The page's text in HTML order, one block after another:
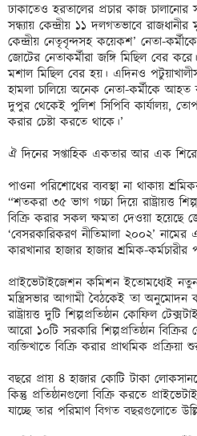
ঢাকাতেও হরতালের প্রচার কাজ চালানোর
সন্ধ্যায় কেন্দ্রীয় ১১ দলগতভাবে
কেন্দ্রীয় নেতৃবৃন্দসহ কয়েকশ’ নেতা-
জোটের নেতাকর্মীরা জঙ্গি মিছিল বের
মশাল মিছিল বের হয়। এদিনও
হামলা চালিয়ে অনেক নেতা-কর্মীকে আহত
দুপুর থেকেই পুলিশ সিপিবি কার্যালয়,
করার চেষ্টা করতে থাকে।’
ঐ দিনের সপ্তাহিক একতার আর এক
পাওনা পরিশোধের ব্যবস্থা না থাকায়
“শতকরা ৩৫ ভাগ গচ্চা দিয়ে রাষ্ট্রায়ত্ত
বিক্রি করার সকল ক্ষমতা দেওয়া
‘বেসরকারিকরণ নীতিমালা ২০০২’
কারখানার হাজার হাজার শ্রমিক-
প্রাইভেটাইজেশন কমিশন ইতোমধ্যেই
মন্ত্রিসভার আগামী বৈঠকেই তা
রাষ্ট্রায়ত্ত দুটি শিল্পপ্রতিষ্ঠান কোফিল
আরো ১০টি সরকারি শিল্পপ্রতিষ্ঠান
ব্যক্তিখাতে বিক্রি করার প্রাথমিক
বছরে প্রায় ৪ হাজার কোটি টাকা
কিন্তু প্রতিষ্ঠানগুলো বিক্রি করতে
যাচ্ছে তার পরিমাণ বিগত বছরগুলোতে